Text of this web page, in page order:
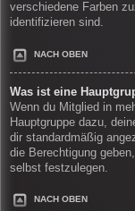
verschiedene Farben
identifizieren sind.
NACH OBEN
Was ist eine
Wenn du Mitglied in
Hauptgruppe dazu,
dir standardmäßig
die Berechtigung
selbst festzulegen.
NACH OBEN